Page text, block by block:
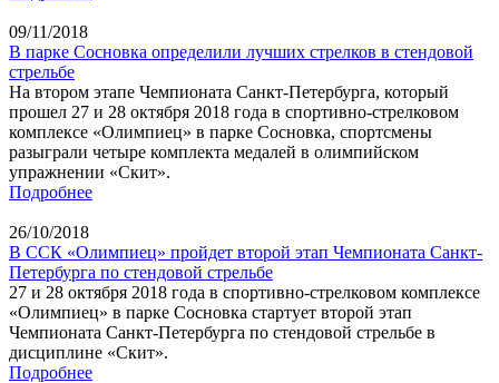
09/11/2018
В парке Сосновка определили лучших стрелков в стендовой
стрельбе
На втором этапе Чемпионата Санкт-Петербурга, который
прошел 27 и 28 октября 2018 года в спортивно-стрелковом
комплексе «Олимпиец» в парке Сосновка, спортсмены
разыграли четыре комплекта медалей в олимпийском
упражнении «Скит».
Подробнее
26/10/2018
В ССК «Олимпиец» пройдет второй этап Чемпионата Санкт-
Петербурга по стендовой стрельбе
27 и 28 октября 2018 года в спортивно-стрелковом комплексе
«Олимпиец» в парке Сосновка стартует второй этап
Чемпионата Санкт-Петербурга по стендовой стрельбе в
дисциплине «Скит».
Подробнее